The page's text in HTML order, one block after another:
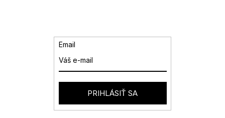
e
p
r
v
k
Email
PRIHLÁSIŤ SA